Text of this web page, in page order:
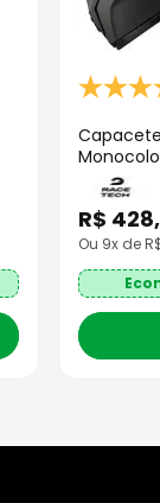
R$ 428,
Ou 9x de